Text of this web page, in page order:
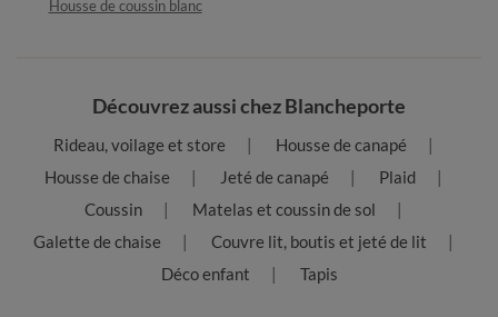
Housse de coussin blanc
Découvrez aussi chez Blancheporte
Rideau, voilage et store
Housse de canapé
Housse de chaise
Jeté de canapé
Plaid
Coussin
Matelas et coussin de sol
Galette de chaise
Couvre lit, boutis et jeté de lit
Déco enfant
Tapis